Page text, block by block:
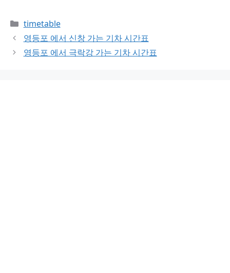
Categories
timetable
영등포 에서 신창 가는 기차 시간표
영등포 에서 극락강 가는 기차 시간표